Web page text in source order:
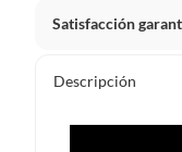
Satisfacción
Debe estar en
Descripción